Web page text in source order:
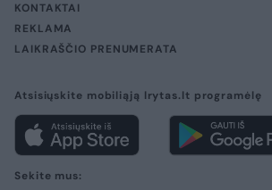
KONTAKTAI
REKLAMA
LAIKRAŠČIO PRENUMERATA
Atsisiųskite mobiliąją lrytas.lt programėlę
Sekite mus: